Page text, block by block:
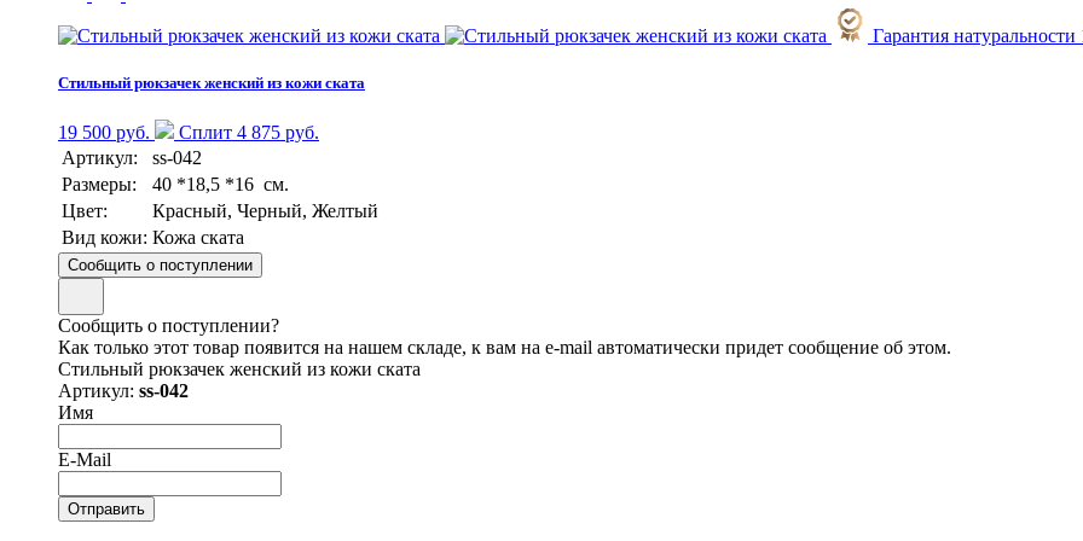
Гарантия натуральности
Стильный рюкзачек женский из кожи ската
19 500 руб.
Сплит 4 875 руб.
Артикул:
ss-042
Размеры:
40 *18,5 *16 см.
Цвет:
Красный, Черный, Желтый
Вид кожи: Кожа ската
Сообщить о поступлении
Сообщить о поступлении?
Как только этот товар появится на нашем складе, к вам на e-mail автоматически придет сообщение об этом.
Стильный рюкзачек женский из кожи ската
Артикул: ss-042
Имя
E-Mail